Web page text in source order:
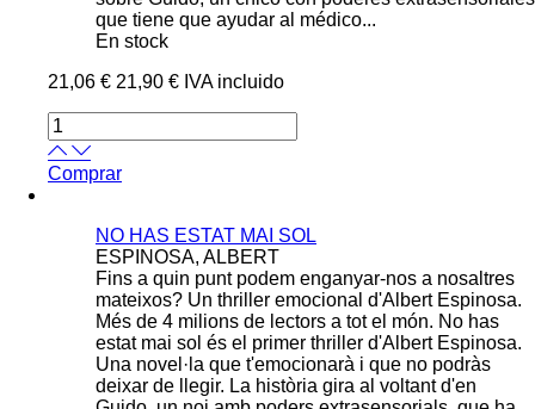
que tiene que ayudar al médico...
En stock
21,06 € 21,90 € IVA incluido
Comprar
NO HAS ESTAT MAI SOL
ESPINOSA, ALBERT
Fins a quin punt podem enganyar-nos a nosaltres
mateixos? Un thriller emocional d'Albert Espinosa.
Més de 4 milions de lectors a tot el món. No has
estat mai sol és el primer thriller d'Albert Espinosa.
Una novel·la que t'emocionarà i que no podràs
deixar de llegir. La història gira al voltant d'en